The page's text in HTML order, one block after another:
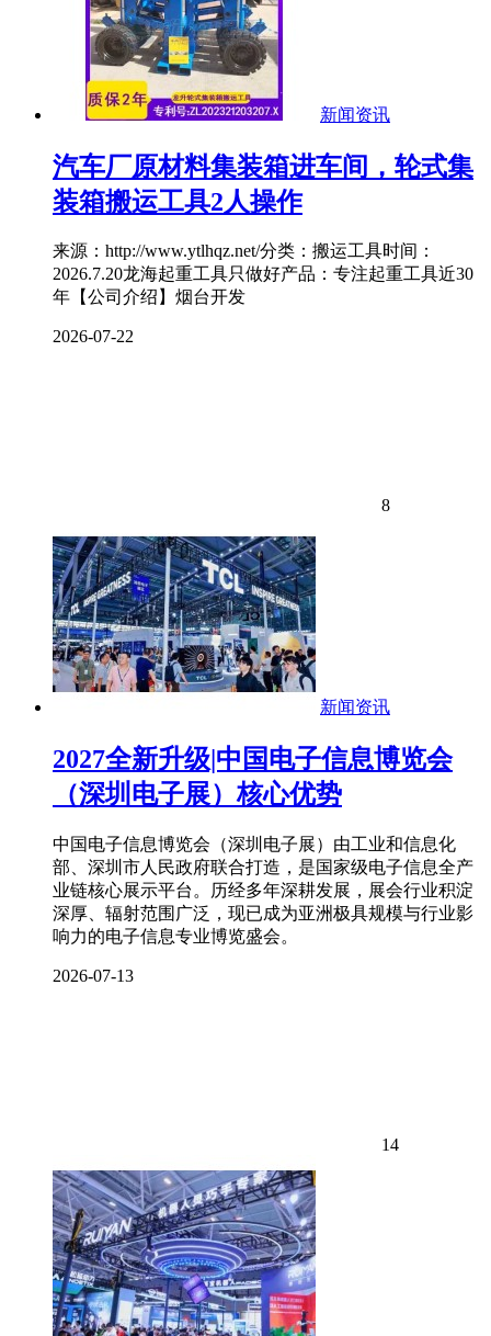
新闻资讯
汽车厂原材料集装箱进车间，轮式集
装箱搬运工具2人操作
来源：http://www.ytlhqz.net/分类：搬运工具时间：
2026.7.20龙海起重工具只做好产品：专注起重工具近30
年【公司介绍】烟台开发
2026-07-22
8
新闻资讯
2027全新升级|中国电子信息博览会
（深圳电子展）核心优势
中国电子信息博览会（深圳电子展）由工业和信息化
部、深圳市人民政府联合打造，是国家级电子信息全产
业链核心展示平台。历经多年深耕发展，展会行业积淀
深厚、辐射范围广泛，现已成为亚洲极具规模与行业影
响力的电子信息专业博览盛会。
2026-07-13
14